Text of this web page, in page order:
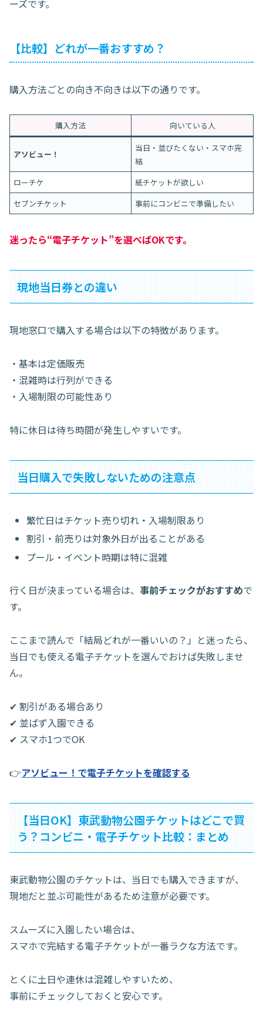
ーズです。
【比較】どれが一番おすすめ？
購入方法ごとの向き不向きは以下の通りです。
購入方法 向いている人
アソビュー！
当日・並びたくない・スマホ完
結
ローチケ
紙チケットが欲しい
セブンチケット
事前にコンビニで準備したい
迷ったら“電子チケット”を選べばOKです。
現地当日券との違い
現地窓口で購入する場合は以下の特徴があります。
・基本は定価販売
・混雑時は行列ができる
・入場制限の可能性あり
特に休日は待ち時間が発生しやすいです。
当日購入で失敗しないための注意点
繁忙日はチケット売り切れ・入場制限あり
割引・前売りは対象外日が出ることがある
プール・イベント時期は特に混雑
行く日が決まっている場合は、 事前チェックがおすすめで
す。
ここまで読んで「結局どれが一番いいの？」と迷ったら、
当日でも使える電子チケットを選んでおけば失敗しませ
ん。
✔ 割引がある場合あり
✔ 並ばず入園できる
✔ スマホ1つでOK
👉アソビュー！で電子チケットを確認する
【当日OK】東武動物公園チケットはどこで買
う？コンビニ・電子チケット比較：まとめ
東武動物公園のチケットは、当日でも購入できますが、
現地だと並ぶ可能性があるため注意が必要です。
スムーズに入園したい場合は、
スマホで完結する電子チケットが一番ラクな方法です。
とくに土日や連休は混雑しやすいため、
事前にチェックしておくと安心です。